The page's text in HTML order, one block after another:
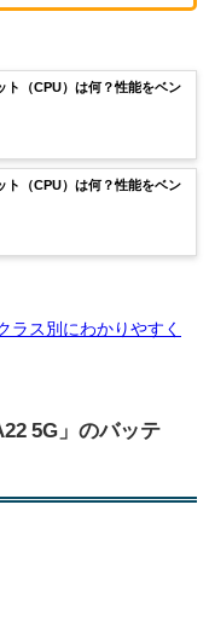
ト（CPU）は何？性能をベン
ト（CPU）は何？性能をベン
ラス別にわかりやすく
5G」のバッテ